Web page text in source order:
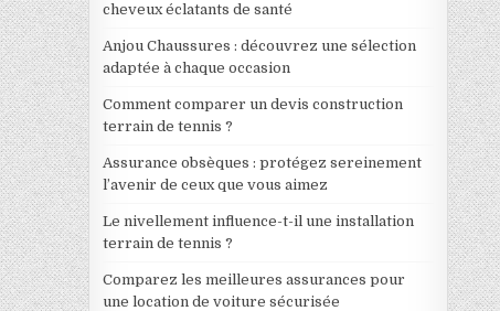
cheveux éclatants de santé
Anjou Chaussures : découvrez une sélection
adaptée à chaque occasion
Comment comparer un devis construction
terrain de tennis ?
Assurance obsèques : protégez sereinement
l’avenir de ceux que vous aimez
Le nivellement influence-t-il une installation
terrain de tennis ?
Comparez les meilleures assurances pour
une location de voiture sécurisée